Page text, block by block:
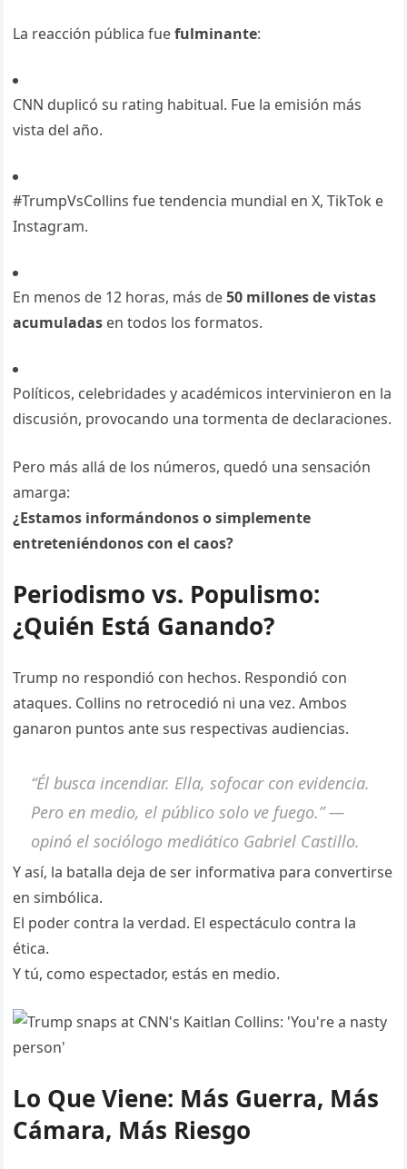
La reacción pública fuefulminante:
CNN duplicó su rating habitual. Fue la emisión más
vista del año.
#TrumpVsCollins fue tendencia mundial en X, TikTok e
Instagram.
En menos de 12 horas, más de50 millones de vistas
acumuladas en todos los formatos.
Políticos, celebridades y académicos intervinieron en la
discusión, provocando una tormenta de declaraciones.
Pero más allá de los números, quedó una sensación
amarga:
¿Estamos informándonos o simplemente
entreteniéndonos con el caos?
Periodismo vs. Populismo:
¿Quién Está Ganando?
Trump no respondió con hechos. Respondió con
ataques. Collins no retrocedió ni una vez. Ambos
ganaron puntos ante sus respectivas audiencias.
“Él busca incendiar. Ella, sofocar con evidencia.
Pero en medio, el público solo ve fuego.” —
opinó el sociólogo mediático Gabriel Castillo.
Y así, la batalla deja de ser informativa para convertirse
en simbólica.
El poder contra la verdad. El espectáculo contra la
ética.
Y tú, como espectador, estás en medio.
Lo Que Viene: Más Guerra, Más
Cámara, Más Riesgo